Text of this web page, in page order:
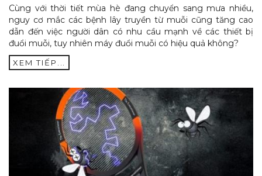
Cùng với thời tiết mùa hè đang chuyển sang mưa nhiều,
nguy cơ mắc các bệnh lây truyền từ muỗi cũng tăng cao
dẫn đến việc người dân có nhu cầu mạnh về các thiết bị
đuổi muỗi, tuy nhiên máy đuổi muỗi có hiệu quả không?
XEM TIẾP...